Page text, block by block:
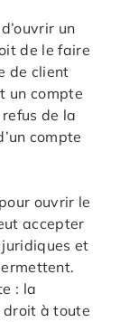
un
de le faire
de client
un compte
de la
compte
ouvrir le
accepter
et
: la
droit à toute